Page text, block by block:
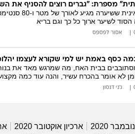
מספרת: "גברים רוצים להסניף את
האישה
לשיער ארוך כל כך וגם בריא
אסור לפספס
כסף באמת יש למי שקורא לעצמו
בבית האח, מה שמרגש מאד את בנות
לא אומר בהכרח עשיר, והנה עוד כמה
ג'ני דנסון
2020 ארכיון אוקטובר 2020